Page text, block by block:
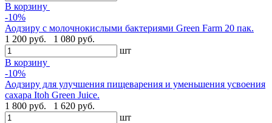
В корзину
-10%
Аодзиру с молочнокислыми бактериями Green Farm 20 пак.
1 200 руб.
1 080 руб.
шт
В корзину
-10%
Аодзиру для улучшения пищеварения и уменьшения усвоения
сахара Itoh Green Juice.
1 800 руб.
1 620 руб.
шт